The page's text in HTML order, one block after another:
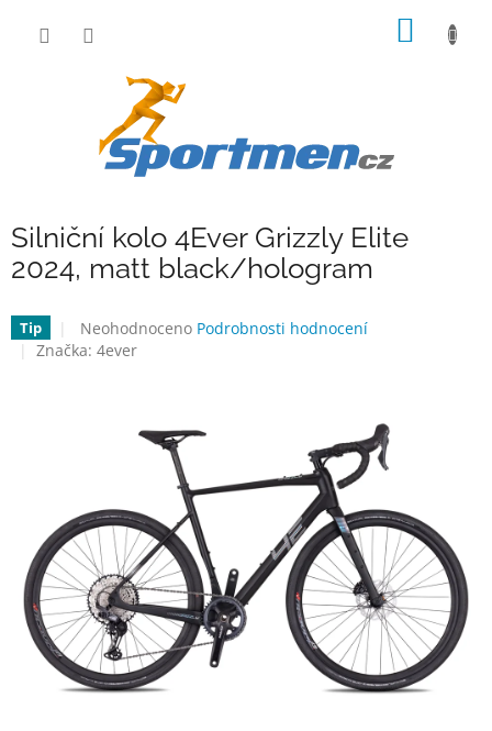
Silniční kolo 4Ever Grizzly Elite
2024, matt black/hologram
Tip
Průměrné
hodnocení
Neohodnoceno Podrobnosti hodnocení
Značka: 4ever